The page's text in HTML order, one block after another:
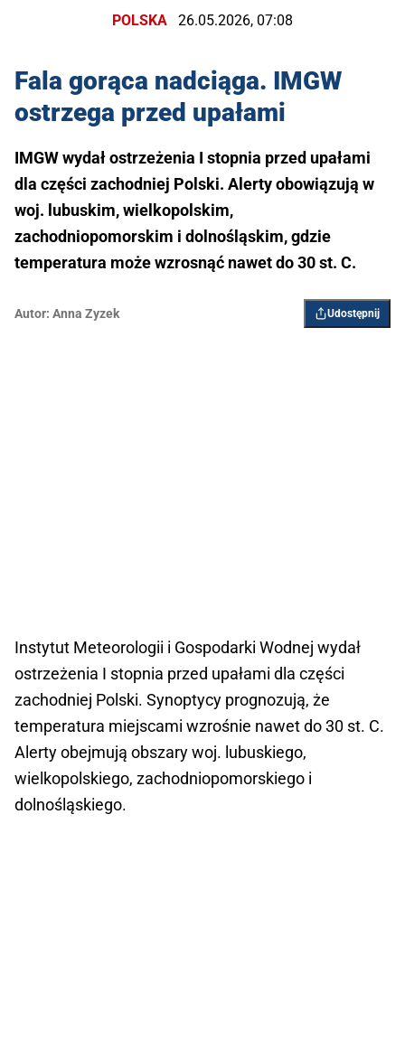
POLSKA 26.05.2026, 07:08
Fala gorąca nadciąga. IMGW
ostrzega przed upałami
IMGW wydał ostrzeżenia I stopnia przed upałami
dla części zachodniej Polski. Alerty obowiązują w
woj. lubuskim, wielkopolskim,
zachodniopomorskim i dolnośląskim, gdzie
temperatura może wzrosnąć nawet do 30 st. C.
Autor: Anna Zyzek Udostępnij
Instytut Meteorologii i Gospodarki Wodnej wydał
ostrzeżenia I stopnia przed upałami dla części
zachodniej Polski. Synoptycy prognozują, że
temperatura miejscami wzrośnie nawet do 30 st. C.
Alerty obejmują obszary woj. lubuskiego,
wielkopolskiego, zachodniopomorskiego i
dolnośląskiego.